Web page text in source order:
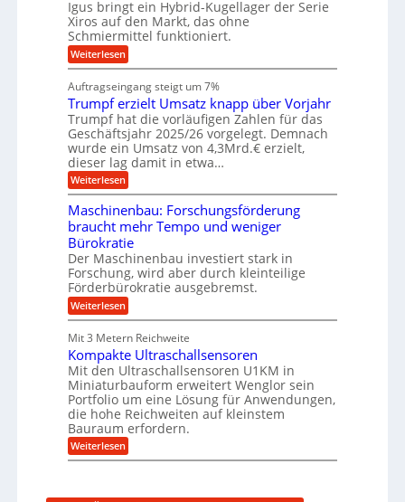
g
e
n
s
c
h
i
n
n
b
a
u
r
e
i
s
l
a
u
f
l
s
c
h
i
e
e
n
f
ü
h
r
u
n
g
e
n
B
S
C
L
w
e
i
t
e
r
e
n
t
w
i
c
k
e
l
Igus bringt ein Hybrid-Kugellager der Serie
Xiros auf den Markt, das ohne
Schmiermittel funktioniert.
Weiterlesen:
W
r
t
u
n
g
s
f
r
e
i
e
s
H
y
b
r
i
d
-
u
g
e
l
l
a
g
e
r
Auftragseingang steigt um 7%
Trumpf erzielt Umsatz knapp über Vorjahr
Trumpf hat die vorläufigen Zahlen für das
Geschäftsjahr 2025/26 vorgelegt. Demnach
wurde ein Umsatz von 4,3Mrd.€ erzielt,
dieser lag damit in etwa…
Weiterlesen:
T
u
m
p
f
e
r
z
i
e
t
U
m
s
a
t
z
k
n
a
ü
Maschinenbau: Forschungsförderung
braucht mehr Tempo und weniger
Bürokratie
Der Maschinenbau investiert stark in
Forschung, wird aber durch kleinteilige
Förderbürokratie ausgebremst.
Weiterlesen:
M
s
c
h
i
n
e
n
b
a
u
Mit 3 Metern Reichweite
Kompakte Ultraschallsensoren
Mit den Ultraschallsensoren U1KM in
Miniaturbauform erweitert Wenglor sein
Portfolio um eine Lösung für Anwendungen,
die hohe Reichweiten auf kleinstem
Bauraum erfordern.
Weiterlesen:
K
p